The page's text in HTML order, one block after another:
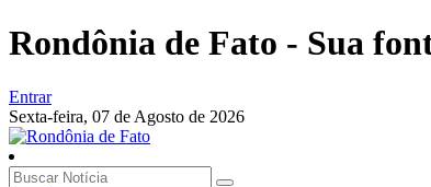
Rondônia de Fato - Sua
Entrar
Sexta-feira, 07 de Agosto de 2026